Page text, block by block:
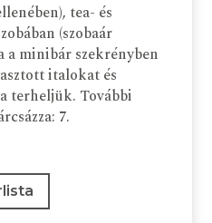
tea- és
(szobaár
minibár szekrényben
italokat és
terheljük. További
7.